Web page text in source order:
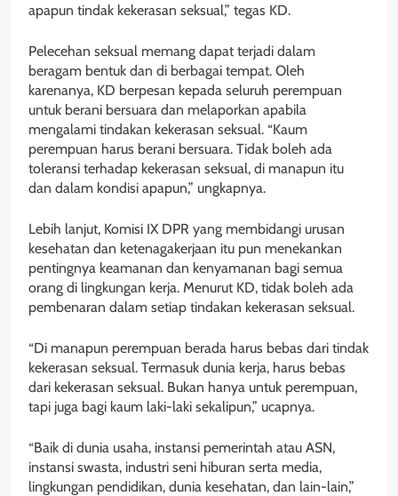
apapun tindak kekerasan seksual,” tegas KD.
Pelecehan seksual memang dapat terjadi dalam
beragam bentuk dan di berbagai tempat. Oleh
karenanya, KD berpesan kepada seluruh perempuan
untuk berani bersuara dan melaporkan apabila
mengalami tindakan kekerasan seksual. “Kaum
perempuan harus berani bersuara. Tidak boleh ada
toleransi terhadap kekerasan seksual, di manapun itu
dan dalam kondisi apapun,” ungkapnya.
Lebih lanjut, Komisi IX DPR yang membidangi urusan
kesehatan dan ketenagakerjaan itu pun menekankan
pentingnya keamanan dan kenyamanan bagi semua
orang di lingkungan kerja. Menurut KD, tidak boleh ada
pembenaran dalam setiap tindakan kekerasan seksual.
“Di manapun perempuan berada harus bebas dari tindak
kekerasan seksual. Termasuk dunia kerja, harus bebas
dari kekerasan seksual. Bukan hanya untuk perempuan,
tapi juga bagi kaum laki-laki sekalipun,” ucapnya.
“Baik di dunia usaha, instansi pemerintah atau ASN,
instansi swasta, industri seni hiburan serta media,
lingkungan pendidikan, dunia kesehatan, dan lain-lain,”